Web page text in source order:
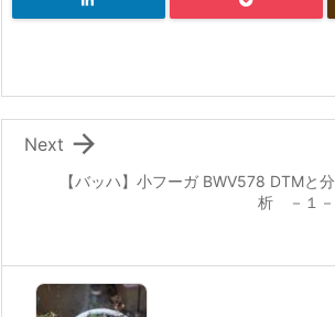
【バッハ】小フーガ BWV578 DTMと分
析 －１－

Next